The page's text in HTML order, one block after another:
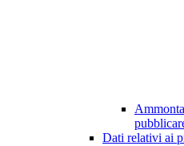
Dati relativi ai